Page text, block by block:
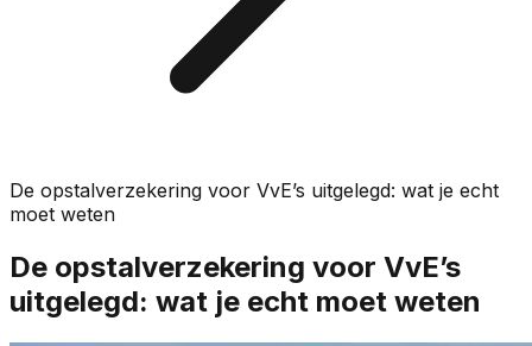
De opstalverzekering voor VvE’s uitgelegd: wat je echt
moet weten
De opstalverzekering voor VvE’s
uitgelegd: wat je echt moet weten